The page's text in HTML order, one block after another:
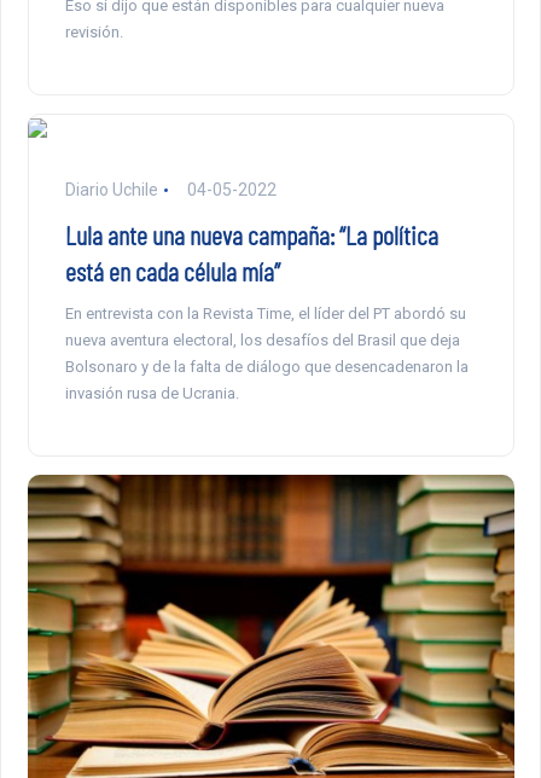
Eso sí dijo que están disponibles para cualquier nueva
revisión.
Diario Uchile 04-05-2022
Lula ante una nueva campaña: “La política
está en cada célula mía”
En entrevista con la Revista Time, el líder del PT abordó su
nueva aventura electoral, los desafíos del Brasil que deja
Bolsonaro y de la falta de diálogo que desencadenaron la
invasión rusa de Ucrania.